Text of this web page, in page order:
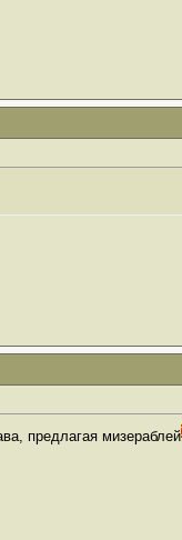
предлагая мизераблей